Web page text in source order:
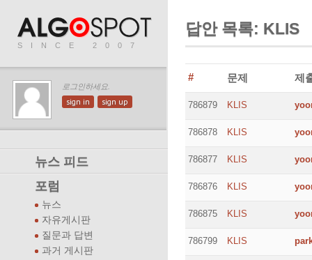
SINCE 2007
로그인하세요.
sign in sign up
뉴스 피드
포럼
뉴스
자유게시판
질문과 답변
과거 게시판
답안 목록: KLIS
# 문제 제
786879 KLIS
786878 KLIS
786877 KLIS
786876 KLIS
786875 KLIS
786799 KLIS